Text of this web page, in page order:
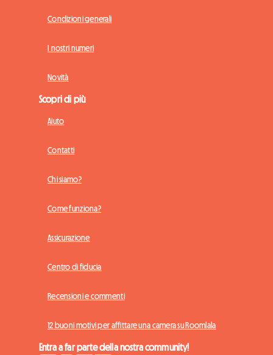
Condizioni generali
I nostri numeri
Novità
Scopri di più
Aiuto
Contatti
Chi siamo?
Come funziona?
Assicurazione
Centro di fiducia
Recensioni e commenti
12 buoni motivi per affittare una camera su Roomlala
Entra a far parte della nostra community!